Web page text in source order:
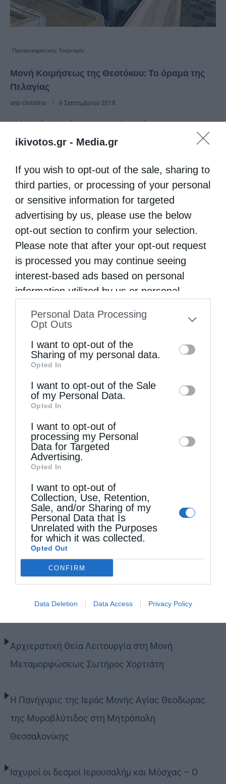
ikivotos.gr - Media.gr
If you wish to opt-out of the sale, sharing to
third parties, or processing of your personal
or sensitive information for targeted
advertising by us, please use the below
opt-out section to confirm your selection.
Please note that after your opt-out request
is processed you may continue seeing
interest-based ads based on personal
information utilized by us or personal
to your opt-out. You may separately opt-out
information by third parties on the IAB’s list
of downstream participants. This
information may also be disclosed by us to
third parties on theIAB’s List of
Downstream Participants
disclose it to other third parties.
Personal Data Processing
Opt Outs
I want to opt-out of the
Sharing of my personal data.
Opted In
I want to opt-out of the Sale
of my Personal Data.
Opted In
I want to opt-out of
processing my Personal
Data for Targeted
Advertising.
Opted In
I want to opt-out of
Collection, Use, Retention,
Sale, and/or Sharing of my
Personal Data that Is
Unrelated with the Purposes
for which it was collected.
Opted Out
CONFIRM
Data Deletion Data Access Privacy Policy
Προσκυνηματικός Τουρισμός
Μονή Κοιμήσεως της Θεοτόκου: Το όραμα της
Πελαγίας
από christina 6 Σεπτεμβρίου 2018
Η Mονή Κοιμήσεως της Θεοτόκου
Κεχροβουνίου δεν είναι που δεσπόζει λίγα
του βουνού, με θέα το απέραντο γαλάζιο.
Ούτε είναι που πίσω …
Τελευταία άρθρα
Πειραιώς Σεραφείμ: Να χαίρεστε τη ζωή εδώ,
στους ουρανούς (ΦΩΤΟ)
Αρχιερατική Θεία Λειτουργία στη Μονή
Μεταμορφώσεως Σωτήρος Χορτιάτη
Η Πανήγυρις της Ιεράς Μονής Αγίας Θεοδώρας
της Μυροβλύτιδος στη Μητρόπολη
Θεσσαλονίκης
Ισχυροί οι δεσμοί Ιερουσαλήμ και Μόσχας – Ο